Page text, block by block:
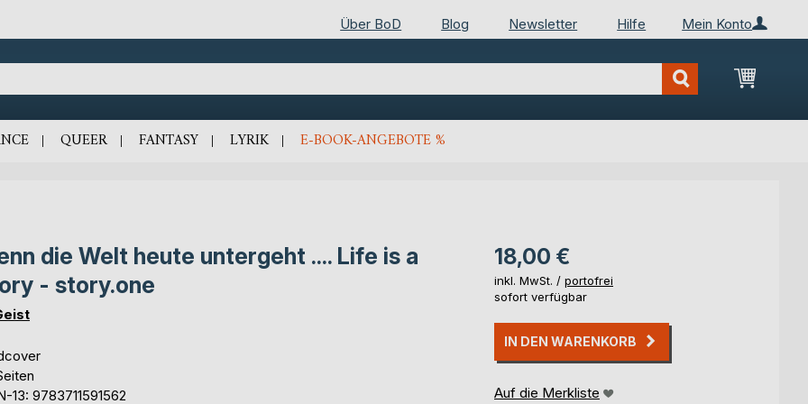
Mein Konto
Über BoD Blog Newsletter Hilfe
Mein
QUEER FANTASY LYRIK E-BOOK-ANGEBOTE %
die Welt heute untergeht .... Life is a
- story.one
13: 9783711591562
18,00 €
inkl. MwSt. / portofrei
sofort verfügbar
IN DEN WARENKORB
Auf die Merkliste